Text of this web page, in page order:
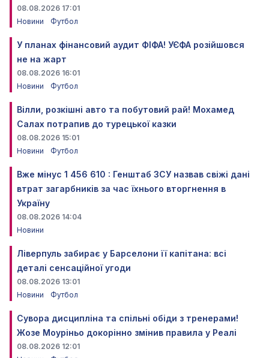
08.08.2026 17:01
Новини
Футбол
У планах фінансовий аудит ФІФА! УЄФА розійшовся
не на жарт
08.08.2026 16:01
Новини
Футбол
Вілли, розкішні авто та побутовий рай! Мохамед
Салах потрапив до турецької казки
08.08.2026 15:01
Новини
Футбол
Вже мінус 1 456 610 : Генштаб ЗСУ назвав свіжі дані
втрат загарбників за час їхнього вторгнення в
Україну
08.08.2026 14:04
Новини
Ліверпуль забирає у Барселони її капітана: всі
деталі сенсаційної угоди
08.08.2026 13:01
Новини
Футбол
Сувора дисципліна та спільні обіди з тренерами!
Жозе Моуріньо докорінно змінив правила у Реалі
08.08.2026 12:01